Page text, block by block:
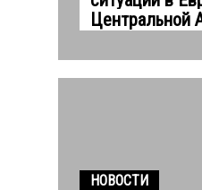
Центральной
НОВОСТИ